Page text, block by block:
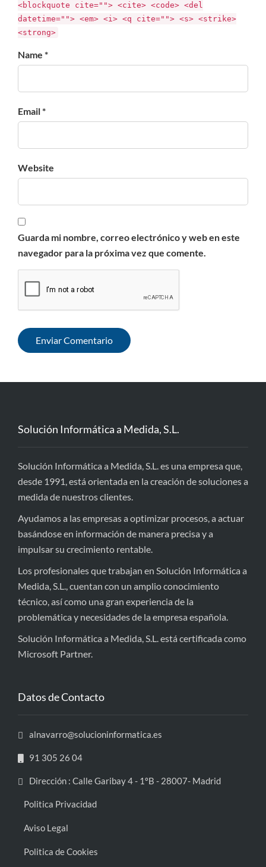
<blockquote cite=""> <cite> <code> <del
datetime=""> <em> <i> <q cite=""> <s> <strike>
<strong>
Name *
Email *
Website
Guarda mi nombre, correo electrónico y web en este
navegador para la próxima vez que comente.
Solución Informática a Medida, S.L.
Solución Informática a Medida, S.L. es una empresa que,
desde 1991, está orientada en la creación de soluciones a
medida de nuestros clientes.
Ayudamos a las empresas a optimizar procesos, a actuar
basándose en información de manera precisa y a
impulsar su crecimiento rentable.
Los profesionales que trabajan en Solución Informática a
Medida, S.L., cuentan con un amplio conocimiento
técnico, así como una gran experiencia de la
problemática y necesidades de la empresa española.
Solución Informática a Medida, S.L. está certificada como
Microsoft Partner.
Datos de Contacto
alnavarro@solucioninformatica.es
91 305 26 04
Dirección : Calle Garibay 4 - 1ºB - 28007- Madrid
Politica Privacidad
Aviso Legal
Politica de Cookies